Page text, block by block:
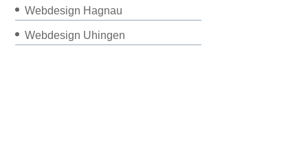
Webdesign Hagnau
Webdesign Uhingen